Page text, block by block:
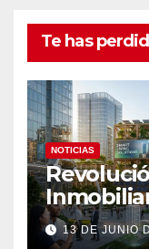
Te has
NOTICIAS
Clave
13 DE JUNIO